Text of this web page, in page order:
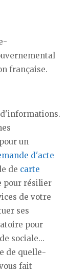
française.
un
d'acte
de carte
pour résilier
de votre
ses
pour
sociale...
de quelle-
fait